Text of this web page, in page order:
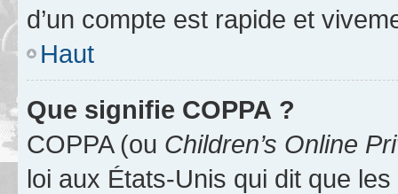
d’un compte est rapide et
Haut
Que signifie COPPA ?
COPPA (ou Children’s Online
loi aux États-Unis qui dit que